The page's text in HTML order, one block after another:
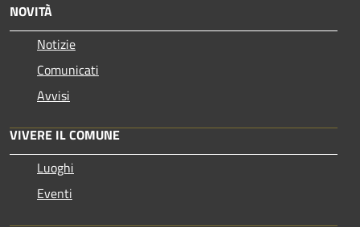
NOVITÀ
Notizie
Comunicati
Avvisi
VIVERE IL COMUNE
Luoghi
Eventi